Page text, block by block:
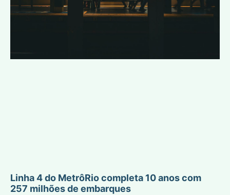
Linha 4 do MetrôRio completa 10 anos com
257 milhões de embarques